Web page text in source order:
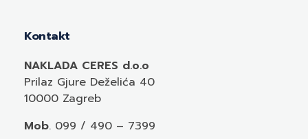
Kontakt
NAKLADA CERES d.o.o
Prilaz Gjure Deželića 40
10000 Zagreb
Mob. 099 / 490 – 7399